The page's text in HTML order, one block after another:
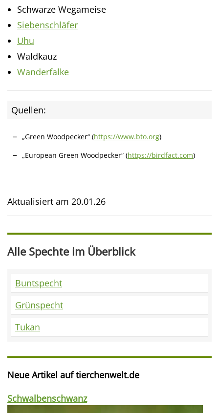
Schwarze Wegameise
Siebenschläfer
Uhu
Waldkauz
Wanderfalke
Quellen:
„Green Woodpecker“ (https://www.bto.org)
„European Green Woodpecker“ (https://birdfact.com)
Aktualisiert am 20.01.26
Alle Spechte im Überblick
Buntspecht
Grünspecht
Tukan
Neue Artikel auf tierchenwelt.de
Schwalbenschwanz